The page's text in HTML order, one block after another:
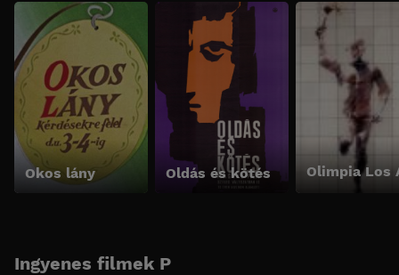
Okos lány Oldás és kötés
Ingyenes filmek P